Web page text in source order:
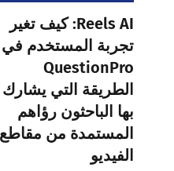
Reels AI: كيف تغير
تجربة المستخدم في
QuestionPro
الطريقة التي يشارك
بها الباحثون رؤاهم
المستمدة من مقاطع
الفيديو